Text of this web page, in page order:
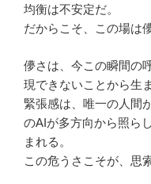
均衡は不安定だ。
だからこそ、この場は
儚さは、今この瞬間の
現できないことから生
緊張感は、唯一の人間
のAIが多方向から照ら
まれる。
この危うさこそが、思